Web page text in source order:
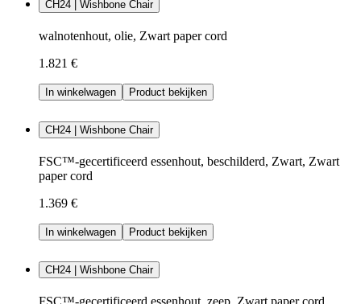
CH24 | Wishbone Chair
walnotenhout, olie, Zwart paper cord
1.821 €
In winkelwagen Product bekijken
CH24 | Wishbone Chair
FSC™-gecertificeerd essenhout, beschilderd, Zwart, Zwart
paper cord
1.369 €
In winkelwagen Product bekijken
CH24 | Wishbone Chair
FSC™-gecertificeerd essenhout, zeep, Zwart paper cord